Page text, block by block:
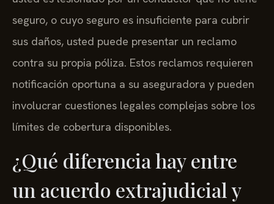
seguro, o cuyo seguro es insuficiente para cubrir
sus daños, usted puede presentar un reclamo
contra su propia póliza. Estos reclamos requieren
notificación oportuna a su aseguradora y pueden
involucrar cuestiones legales complejas sobre los
límites de cobertura disponibles.
¿Qué diferencia hay entre
un acuerdo extrajudicial y